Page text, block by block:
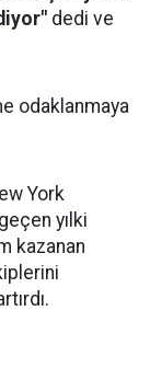
dedi ve
odaklanmaya
York
yılki
kazanan